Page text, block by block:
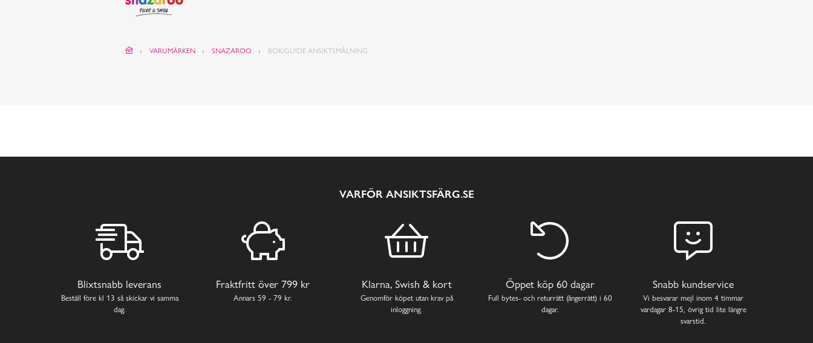
VARUMÄRKEN SNAZAROO BOK/GUIDE ANSIKTSMÅLNING
VARFÖR ANSIKTSFÄRG.SE
Blixtsnabb leverans
Beställ före kl 13 så skickar vi samma
dag.
Fraktfritt över 799 kr
Annars 59 - 79 kr.
Klarna, Swish & kort
Genomför köpet utan krav på
inloggning.
Öppet köp 60 dagar
Full bytes- och returrätt (ångerrätt) i 60
dagar.
Snabb kundservice
Vi besvarar mejl inom 4 timmar
vardagar 8-15, övrig tid lite längre
svarstid.